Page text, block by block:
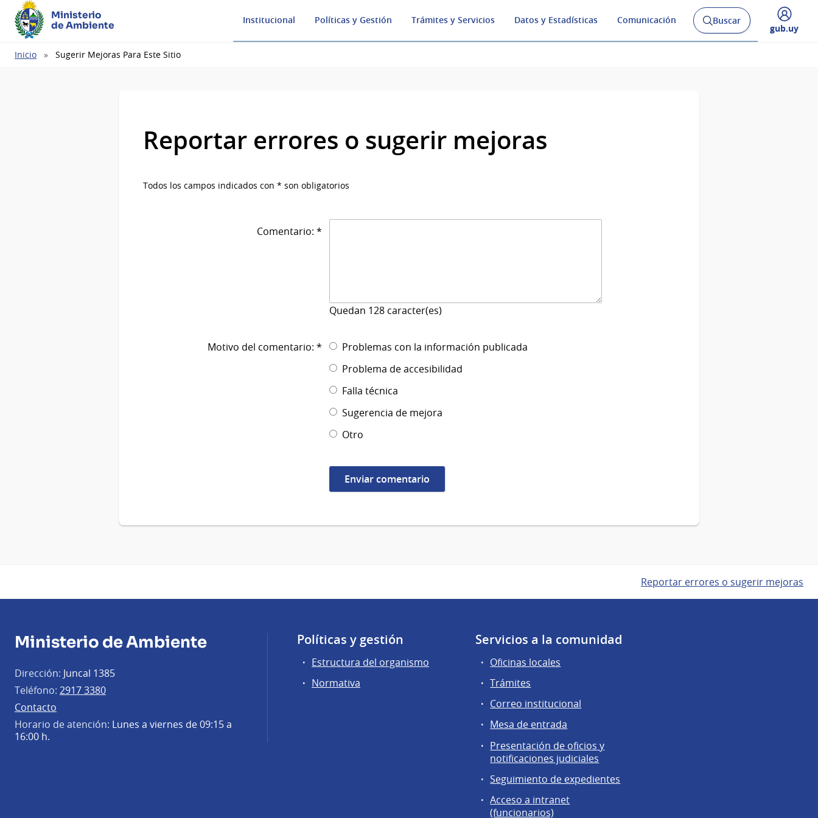
Ministerio
de Ambiente
Institucional Políticas y Gestión Trámites y Servicios Datos y Estadísticas Comunicación
Abrir
buscador
Buscar
Desplegar
gub.uy
Ruta
Inicio Sugerir Mejoras Para Este Sitio
Reportar errores o sugerir mejoras
Todos los campos indicados con * son obligatorios
Comentario: *
Quedan 128 caracter(es)
Motivo del comentario: *
Problemas con la información publicada
Problema de accesibilidad
Falla técnica
Sugerencia de mejora
Otro
Reportar errores o sugerir mejoras
Ministerio de Ambiente
Dirección: Juncal 1385
Teléfono: 2917 3380
Contacto
Horario de atención: Lunes a viernes de 09:15 a
16:00 h.
Políticas y gestión
Estructura del organismo
Normativa
Servicios a la comunidad
Oficinas locales
Trámites
Correo institucional
Mesa de entrada
Presentación de oficios y
notificaciones judiciales
Seguimiento de expedientes
Acceso a intranet
(funcionarios)